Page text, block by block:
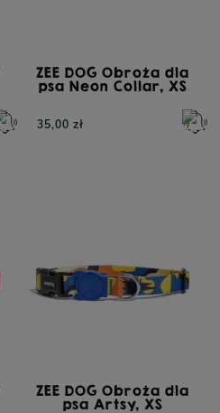
ZEE DOG Obroża dla
psa Neon Collar, XS
35,00 zł
ZEE DOG Obroża dla
psa Artsy, XS